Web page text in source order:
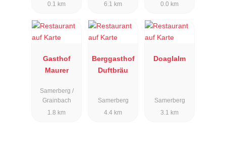
0.1 km
6.1 km
0.0 km
Gasthof
Maurer
Samerberg /
Grainbach
1.8 km
Berggasthof
Duftbräu
Samerberg
4.4 km
Doaglalm
Samerberg
3.1 km